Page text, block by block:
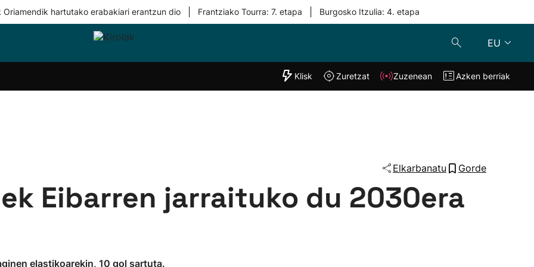
Oriamendik hartutako erabakiari erantzun dio Frantziako Tourra: 7. etapa Burgosko Itzulia: 4. etapa
EU
Taldeak
"Helmuga"
Klisk Zuzenean
Klisk Zuretzat Zuzenean Azken berriak
Elkarbanatu Gorde
Eibarren jarraituko du 2030era
elastikoarekin, 10 gol sartuta.